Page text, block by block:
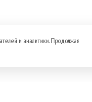
и аналитики. Продолжая